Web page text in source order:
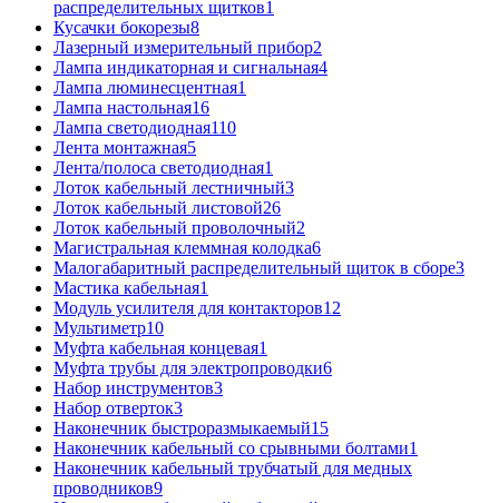
распределительных щитков1
Кусачки бокорезы8
Лазерный измерительный прибор2
Лампа индикаторная и сигнальная4
Лампа люминесцентная1
Лампа настольная16
Лампа светодиодная110
Лента монтажная5
Лента/полоса светодиодная1
Лоток кабельный лестничный3
Лоток кабельный листовой26
Лоток кабельный проволочный2
Магистральная клеммная колодка6
Малогабаритный распределительный щиток в сборе3
Мастика кабельная1
Модуль усилителя для контакторов12
Мультиметр10
Муфта кабельная концевая1
Муфта трубы для электропроводки6
Набор инструментов3
Набор отверток3
Наконечник быстроразмыкаемый15
Наконечник кабельный со срывными болтами1
Наконечник кабельный трубчатый для медных
проводников9